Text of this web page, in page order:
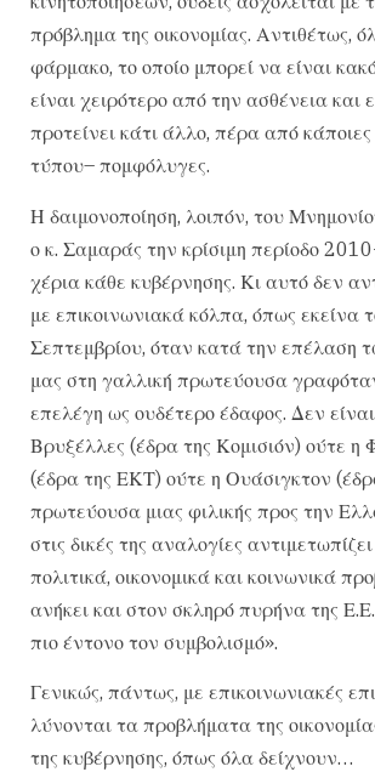
πρόβλημα της οικονομίας. Αντιθέτως,
φάρμακο, το οποίο μπορεί να είναι
είναι χειρότερο από την ασθένεια και
προτείνει κάτι άλλο, πέρα από
τύπου– πομφόλυγες.
Η δαιμονοποίηση, λοιπόν, του
ο κ. Σαμαράς την κρίσιμη περίοδο
χέρια κάθε κυβέρνησης. Κι αυτό δεν
με επικοινωνιακά κόλπα, όπως εκείνα
Σεπτεμβρίου, όταν κατά την επέλαση
μας στη γαλλική πρωτεύουσα
επελέγη ως ουδέτερο έδαφος. Δεν
Βρυξέλλες (έδρα της Κομισιόν) ούτε η
(έδρα της ΕΚΤ) ούτε η Ουάσιγκτον
πρωτεύουσα μιας φιλικής προς την
στις δικές της αναλογίες
πολιτικά, οικονομικά και κοινωνικά
ανήκει και στον σκληρό πυρήνα της
πιο έντονο τον συμβολισμό».
Γενικώς, πάντως, με επικοινωνιακές
λύνονται τα προβλήματα της
της κυβέρνησης, όπως όλα δείχνουν…